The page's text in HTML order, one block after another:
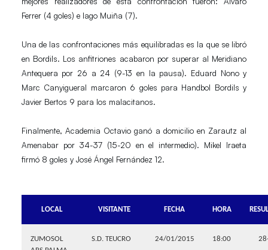
Ferrer (4 goles) e Iago Muiña (7).
Una de las confrontaciones más equilibradas es la que se libró
en Bordils. Los anfitriones acabaron por superar al Meridiano
Antequera por 26 a 24 (9-13 en la pausa). Eduard Nonoy
Marc Canyigueral marcaron 6 goles para Handbol Bordils y
Javier Bertos 9 para los malacitanos.
Finalmente, Academia Octavio ganó a domicilio en Zarautz al
Amenabar por 34-37 (15-20 en el intermedio). Mikel Iraeta
firmó 8 goles yJosé Ángel Fernández 12.
LOCAL VISITANTE FECHA HORA
ZUMOSOL
S.D. TEUCRO 24/01/2015 18:00